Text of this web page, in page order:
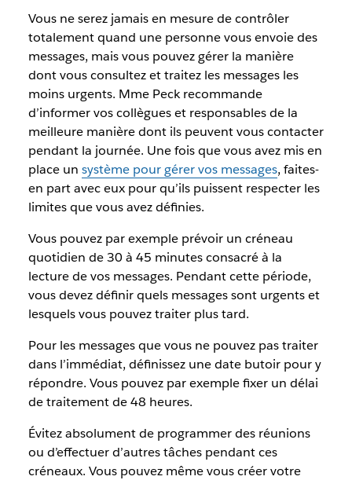
Vous ne serez jamais en mesure de contrôler
totalement quand une personne vous envoie des
messages, mais vous pouvez gérer la manière
dont vous consultez et traitez les messages les
moins urgents. Mme Peck recommande
d’informer vos collègues et responsables de la
meilleure manière dont ils peuvent vous contacter
pendant la journée. Une fois que vous avez mis en
place un système pour gérer vos messages, faites-
en part avec eux pour qu’ils puissent respecter les
limites que vous avez définies.
Vous pouvez par exemple prévoir un créneau
quotidien de 30 à 45 minutes consacré à la
lecture de vos messages. Pendant cette période,
vous devez définir quels messages sont urgents et
lesquels vous pouvez traiter plus tard.
Pour les messages que vous ne pouvez pas traiter
dans l’immédiat, définissez une date butoir pour y
répondre. Vous pouvez par exemple fixer un délai
de traitement de 48 heures.
Évitez absolument de programmer des réunions
ou d’effectuer d’autres tâches pendant ces
créneaux. Vous pouvez même vous créer votre